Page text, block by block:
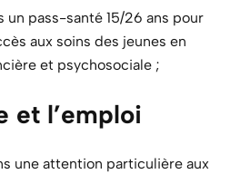
un pass-santé 15/26 ans pour
aux soins des jeunes en
et psychosociale ;
et l’emploi
une attention particulière aux